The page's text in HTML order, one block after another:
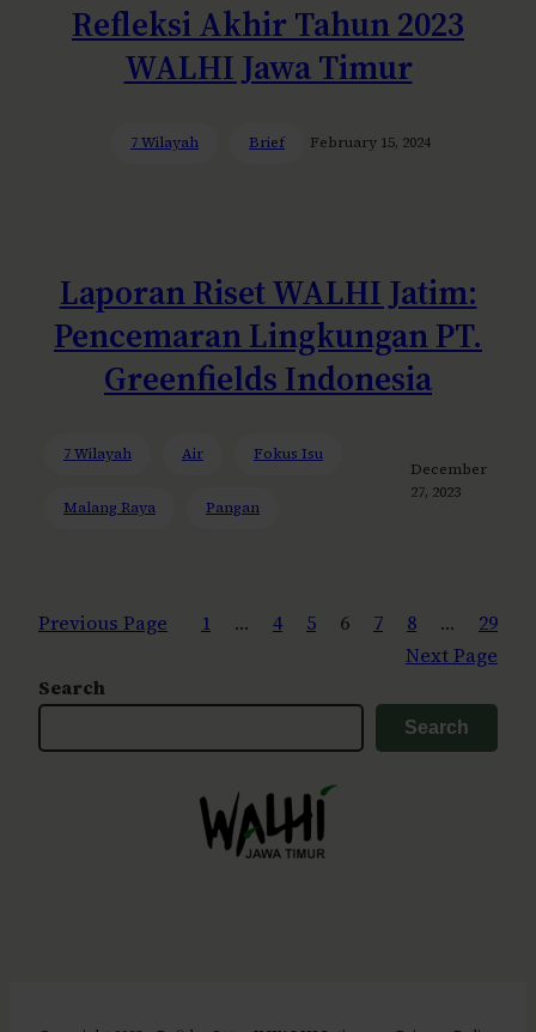
Refleksi Akhir Tahun 2023
WALHI Jawa Timur
7 Wilayah Brief February 15, 2024
Laporan Riset WALHI Jatim:
Pencemaran Lingkungan PT.
Greenfields Indonesia
7 Wilayah Air Fokus Isu
Malang Raya Pangan
December
27, 2023
Previous Page 1 … 4 5 6 7 8 …
29
Next Page
Search
Search